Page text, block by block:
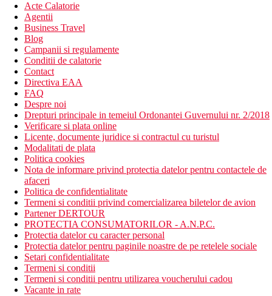
Acte Calatorie
Agentii
Business Travel
Blog
Campanii si regulamente
Conditii de calatorie
Contact
Directiva EAA
FAQ
Despre noi
Drepturi principale in temeiul Ordonantei Guvernului nr. 2/2018
Verificare si plata online
Licente, documente juridice si contractul cu turistul
Modalitati de plata
Politica cookies
Nota de informare privind protectia datelor pentru contactele de
afaceri
Politica de confidentialitate
Termeni si conditii privind comercializarea biletelor de avion
Partener DERTOUR
PROTECTIA CONSUMATORILOR - A.N.P.C.
Protectia datelor cu caracter personal
Protectia datelor pentru paginile noastre de pe retelele sociale
Setari confidentialitate
Termeni si conditii
Termeni si conditii pentru utilizarea voucherului cadou
Vacante in rate